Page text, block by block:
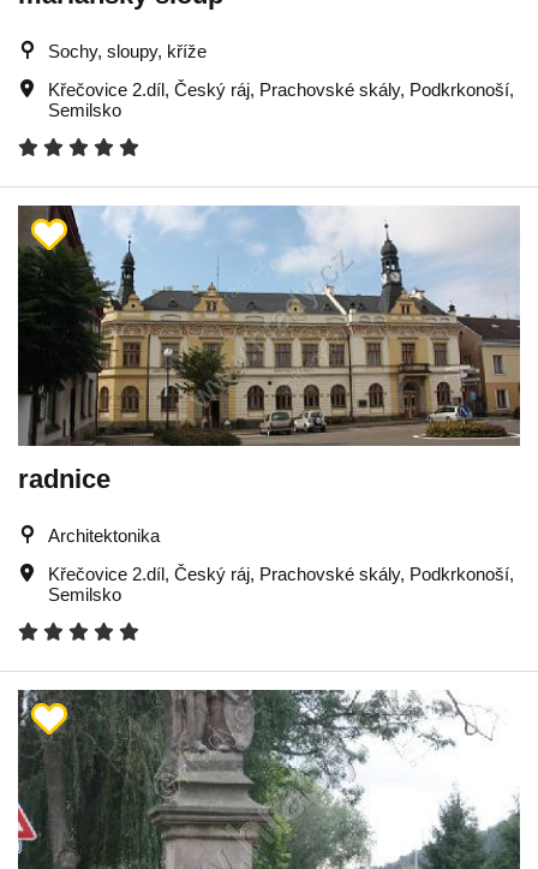
Sochy, sloupy, kříže
Křečovice 2.díl, Český ráj, Prachovské skály, Podkrkonoší,
Semilsko
radnice
Architektonika
Křečovice 2.díl, Český ráj, Prachovské skály, Podkrkonoší,
Semilsko